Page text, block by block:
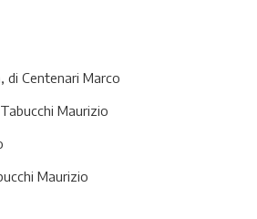
di Centenari Marco
Maurizio
Maurizio